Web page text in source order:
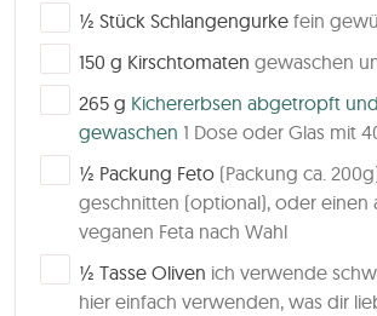
▢
½ Stück Schlangengurke fein
▢
150 g Kirschtomaten gewaschen
▢
265 g Kichererbsen abgetropft
gewaschen 1 Dose oder Glas mit
▢
½ Packung Feto (Packung ca.
geschnitten (optional), oder einen
veganen Feta nach Wahl
▢
½ Tasse Oliven ich verwende
hier einfach verwenden, was dir